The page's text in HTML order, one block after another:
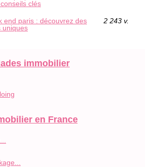
clés
end paris : découvrez des
uniques
2 243 v.
immobilier
en France